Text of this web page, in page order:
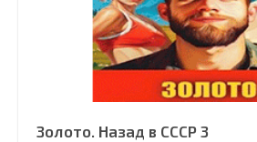
Золото. Назад в СССР 3